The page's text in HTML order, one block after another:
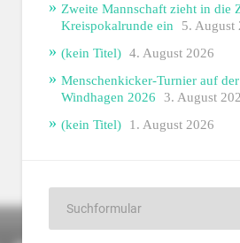
Zweite Mannschaft zieht in die
Kreispokalrunde ein
5. August
(kein Titel) 4. August 2026
Menschenkicker-Turnier auf
Windhagen 2026 3. August
(kein Titel) 1. August 2026